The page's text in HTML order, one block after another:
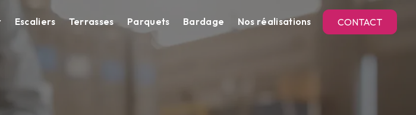
Escaliers Terrasses Parquets Bardage Nos réalisations CONTACT